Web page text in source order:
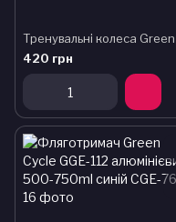
420 грн